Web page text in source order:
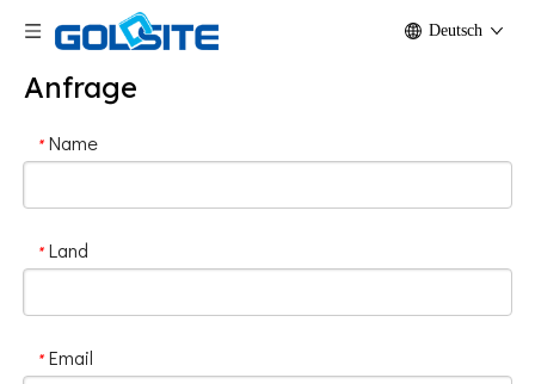
Deutsch
Anfrage
* Name
* Land
* Email